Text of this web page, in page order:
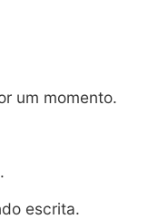
um momento.
escrita.